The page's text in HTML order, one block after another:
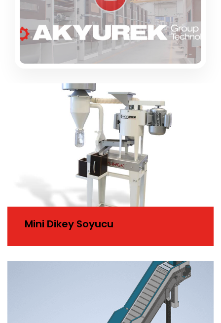
Mini Dikey Soyucu